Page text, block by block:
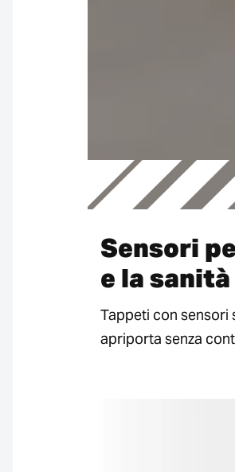
Sensori
e la sanità
Tappeti con sensori
apriporta senza